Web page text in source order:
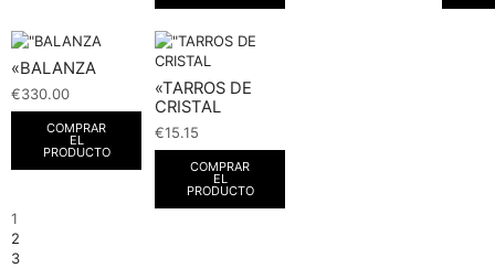
«BALANZA
€330.00
COMPRAR
EL
PRODUCTO
«TARROS DE
CRISTAL
€15.15
COMPRAR
EL
PRODUCTO
1
2
3